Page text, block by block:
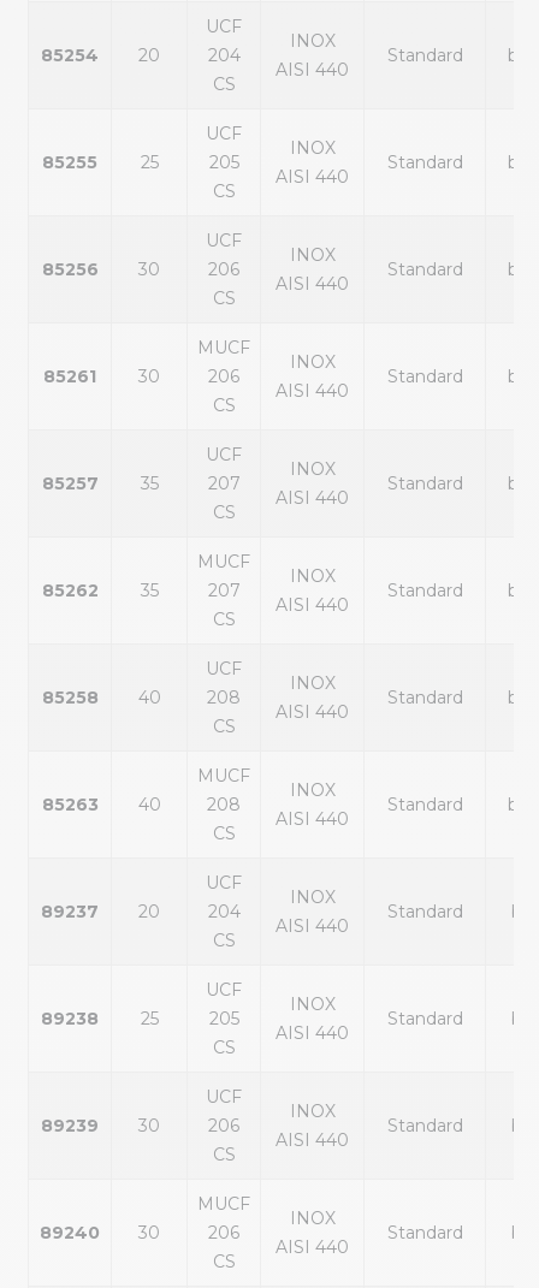
85254 20
UCF
204
CS
INOX
AISI 440
Standard
85255 25
UCF
205
CS
INOX
AISI 440
Standard
85256 30
UCF
206
CS
INOX
AISI 440
Standard
85261 30
MUCF
206
CS
INOX
AISI 440
Standard
85257 35
UCF
207
CS
INOX
AISI 440
Standard
85262 35
MUCF
207
CS
INOX
AISI 440
Standard
85258 40
UCF
208
CS
INOX
AISI 440
Standard
85263 40
MUCF
208
CS
INOX
AISI 440
Standard
89237 20
UCF
204
CS
INOX
AISI 440
Standard
89238 25
UCF
205
CS
INOX
AISI 440
Standard
89239 30
UCF
206
CS
INOX
AISI 440
Standard
89240 30
MUCF
206
CS
INOX
AISI 440
Standard